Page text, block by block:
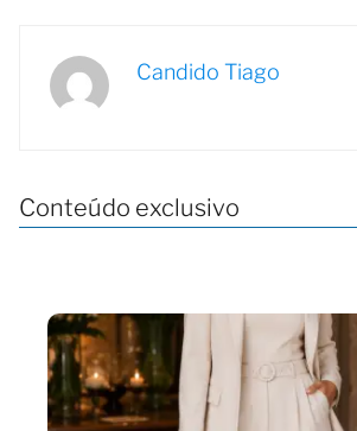
Candido Tiago
Conteúdo exclusivo